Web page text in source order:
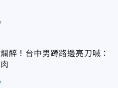
醉！台中男蹲路邊亮刀喊：